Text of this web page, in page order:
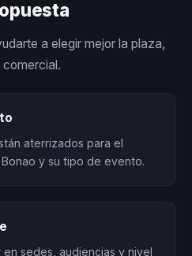
a elegir mejor la plaza,
aterrizados para el
y su tipo de evento.
sedes, audiencias y nivel